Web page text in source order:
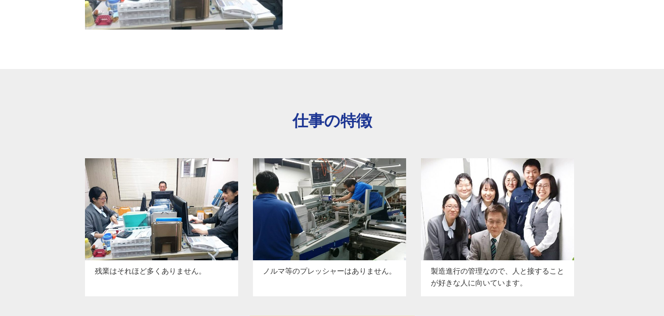
仕事の特徴
残業はそれほど多くありません。 ノルマ等のプレッシャーはありません。
製造進行の管理なので、人と接すること
が好きな人に向いています。